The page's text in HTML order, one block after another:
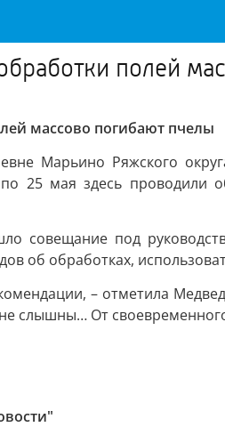
полей
массово погибают пчелы
Марьино Ряжского
25 мая здесь проводили
совещание под
об обработках,
– отметила
слышны… От